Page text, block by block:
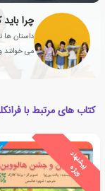
چرا
داستان
می
کتاب های مرتبط با
پ
ی
ش
ن
ه
ا
د
و
ی
ژ
ه